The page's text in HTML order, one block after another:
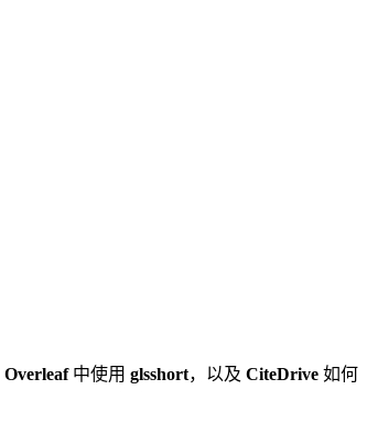
Overleaf中使用 glsshort，以及 CiteDrive 如何